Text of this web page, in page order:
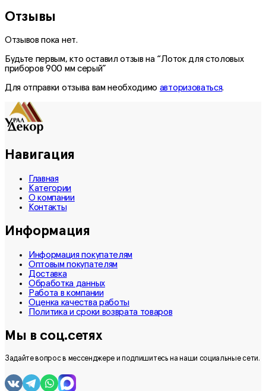
Отзывы
Отзывов пока нет.
Будьте первым, кто оставил отзыв на “Лоток для столовых
приборов 900 мм серый”
Для отправки отзыва вам необходимо авторизоваться.
Навигация
Главная
Категории
О компании
Контакты
Информация
Информация покупателям
Оптовым покупателям
Доставка
Обработка данных
Работа в компании
Оценка качества работы
Политика и сроки возврата товаров
Мы в соц.сетях
Задайте вопрос в мессенджере и подпишитесь на наши социальные сети.